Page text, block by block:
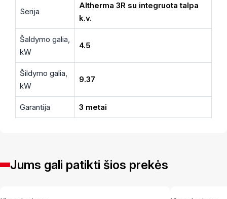
Serija
Altherma 3R su integruota talpa
k.v.
Šaldymo galia,
kW
4.5
Šildymo galia,
kW
9.37
Garantija 3 metai
Jums gali patikti šios prekės